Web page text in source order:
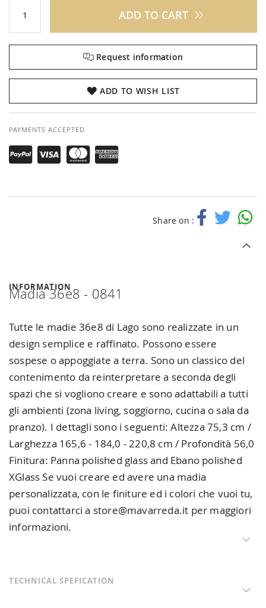
ADD TO CART
Request information
ADD TO WISH LIST
PAYMENTS ACCEPTED
Share on :
INFORMATION
Madia 36e8 - 0841
Tutte le madie 36e8 di Lago sono realizzate in un
design semplice e raffinato. Possono essere
sospese o appoggiate a terra. Sono un classico del
contenimento da reinterpretare a seconda degli
spazi che si vogliono creare e sono adattabili a tutti
gli ambienti (zona living, soggiorno, cucina o sala da
pranzo). I dettagli sono i seguenti: Altezza 75,3 cm /
Larghezza 165,6 - 184,0 - 220,8 cm / Profondità 56,0
Finitura: Panna polished glass and Ebano polished
XGlass Se vuoi creare ed avere una madia
personalizzata, con le finiture ed i colori che vuoi tu,
puoi contattarci a store@mavarreda.it per maggiori
informazioni.
TECHNICAL SPEFICATION